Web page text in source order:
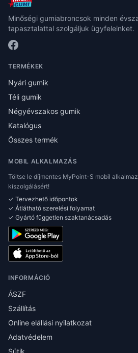
Minőségi gumiabroncsok minden
tapasztalattal szolgáljuk ügyfeleinket.
TERMÉKEK
Nyári gumik
Téli gumik
Négyévszakos gumik
Katalógus
Összes termék
MOBIL ALKALMAZÁS
Töltse le díjmentes MyPoint-S mobil
kiszolgálásért!
✓ Tervezhető időpontok
✓ Átlátható szerelési folyamat
✓ Gyártó független szaktanácsadás
INFORMÁCIÓ
ÁSZF
Szállítás
Online elállási nyilatkozat
Adatvédelem
Sütik